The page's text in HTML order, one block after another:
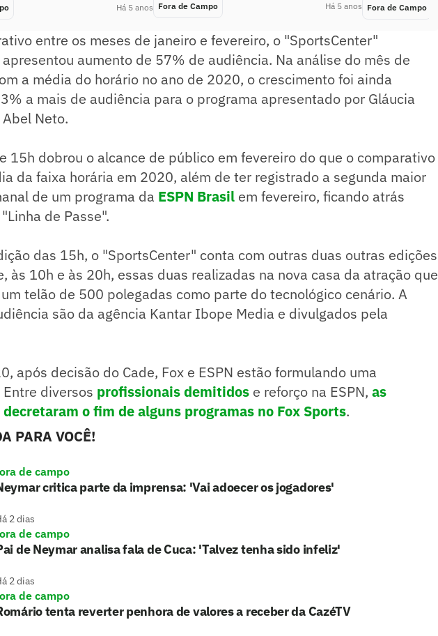
Há 5 anos Fora de Campo Há 5 anos Fora de Campo
entre os meses de janeiro e fevereiro, o "SportsCenter"
aumento de 57% de audiência. Na análise do mês de
a média do horário no ano de 2020, o crescimento foi ainda
a mais de audiência para o programa apresentado por Gláucia
Neto.
15h dobrou o alcance de público em fevereiro do que o comparativo
da faixa horária em 2020, além de ter registrado a segunda maior
de um programa da ESPN Brasil em fevereiro, ficando atrás
de Passe".
das 15h, o "SportsCenter" conta com outras duas outras edições
às 10h e às 20h, essas duas realizadas na nova casa da atração que
telão de 500 polegadas como parte do tecnológico cenário. A
são da agência Kantar Ibope Media e divulgados pela
após decisão do Cade, Fox e ESPN estão formulando uma
diversos profissionais demitidos e reforço na ESPN, as
o fim de alguns programas no Fox Sports.
PARA VOCÊ!
de campo
critica parte da imprensa: 'Vai adoecer os jogadores'
2 dias
de campo
de Neymar analisa fala de Cuca: 'Talvez tenha sido infeliz'
2 dias
de campo
tenta reverter penhora de valores a receber da CazéTV